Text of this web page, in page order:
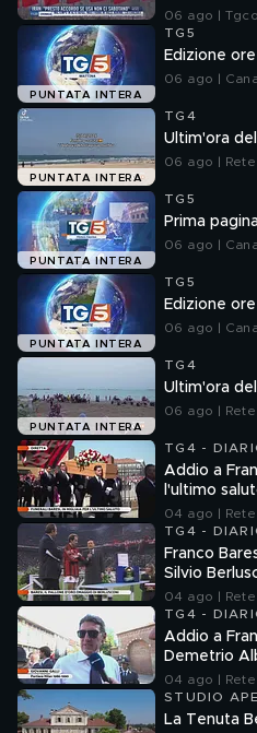
06 ago |
PUNTATA INTERA
TG5
Edizione
06 ago |
PUNTATA INTERA
TG4
Ultim'ora
06 ago |
PUNTATA INTERA
TG5
Prima
06 ago |
PUNTATA INTERA
TG5
Edizione
06 ago |
PUNTATA INTERA
TG4
Ultim'ora
06 ago |
TG4 -
Addio a
l'ultimo
04 ago |
TG4 -
Franco
Silvio
04 ago |
TG4 -
Addio a
Demetrio
Giovanni Galli
04 ago |
STUDIO
La Tenuta